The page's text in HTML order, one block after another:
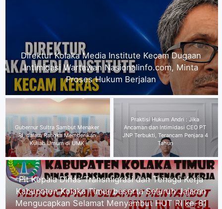
Gubernur Sultra Sambut Menaker RI, dalam
Rangka Memberikan Kuliah Umum di UMK
Praktisi Hukum Andri : Jika
Ancaman dan Intimidasi CEO PT
JNP Terbukti, Terancam Penjara 4
Tahun
Plt Kepala Dinas Transmigrasi
dan Tenaga Kerja Kabupaten
Kolaka Timur beserta Seluruh
Jajaran Mengucapkan Selamat
Menyambut HUT RI ke-81
Segenap Pimpinan Serta Seluruh Karyawan PT.
Alena Jaya Koltim mengucapkan Selamat
Menyambut HUT RI ke-81